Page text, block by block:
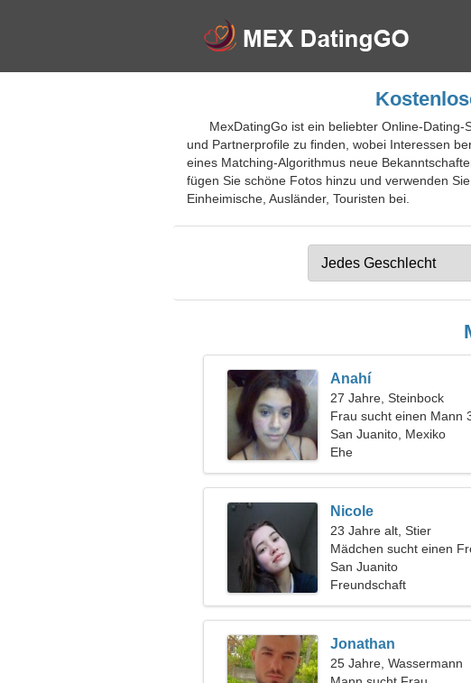
MexDatingGo ist ein beliebter Online-
und Partnerprofile zu finden, wobei Interessen
eines Matching-Algorithmus neue
fügen Sie schöne Fotos hinzu und verwenden
Einheimische, Ausländer, Touristen bei.
Anahí
27 Jahre, Steinbock
Frau sucht einen Mann
San Juanito, Mexiko
Ehe
Nicole
23 Jahre alt, Stier
Mädchen sucht einen
San Juanito
Freundschaft
Jonathan
25 Jahre, Wassermann